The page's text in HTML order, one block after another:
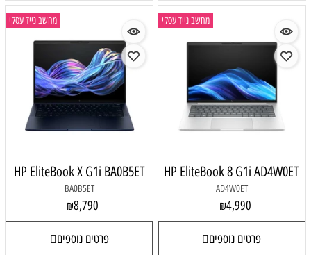
מחשב נייד עסקי
HP EliteBook 8 G1i AD4W0ET
AD4W0ET
₪4,990
פרטים נוספים
מחשב נייד עסקי
HP EliteBook X G1i BA0B5ET
BA0B5ET
₪8,790
פרטים נוספים